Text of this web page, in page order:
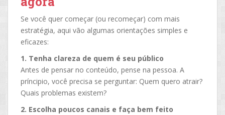
Se você quer começar (ou recomeçar) com mais
estratégia, aqui vão algumas orientações simples e
eficazes:
1. Tenha clareza de quem é seu público
Antes de pensar no conteúdo, pense na pessoa. A
príncipio, você precisa se perguntar: Quem quero atrair?
Quais problemas existem?
2. Escolha poucos canais e faça bem feito